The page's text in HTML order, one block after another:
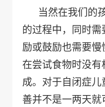
当然在我们的
的过程中，同时
励或鼓励也需要
在尝试食物时没
成。对于自闭症
善并不是一两天